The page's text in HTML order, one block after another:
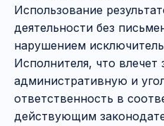
Использование
деятельности без
нарушением
Исполнителя, что
административную и
ответственность в
действующим